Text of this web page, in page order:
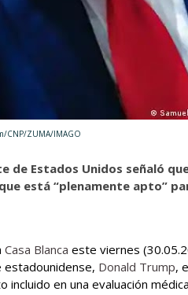
CNP/ZUMA/IMAGO
de Estados Unidos señaló
está “plenamente apto”
Casa Blanca este viernes
estadounidense, Donald Trump,
en una evaluación